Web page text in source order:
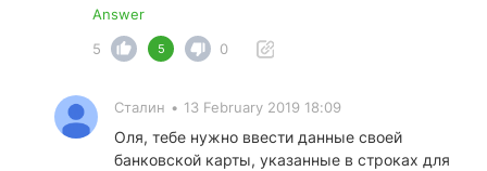
Answer
5
5 0
Сталин • 13 February 2019 18:09
Оля, тебе нужно ввести данные своей
банковской карты, указанные в строках для